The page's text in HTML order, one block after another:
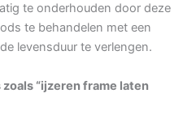
te onderhouden door deze
te behandelen met een
levensduur te verlengen.
“ijzeren frame laten